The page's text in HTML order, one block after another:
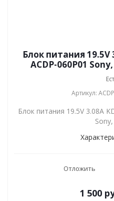
Блок питания 19.5V
ACDP-060P01
Артикул:
Блок питания 19.5V 3.08A
Отложить
1 500